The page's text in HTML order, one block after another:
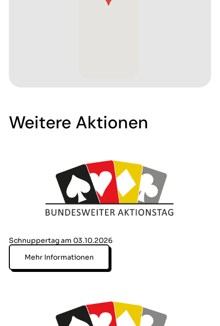
Weitere Aktionen
Schnuppertag am 03.10.2026
Mehr Informationen